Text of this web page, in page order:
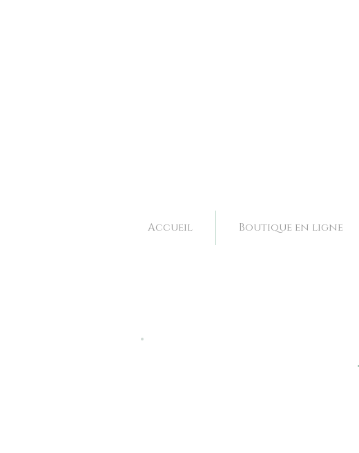
Accueil Boutique en ligne